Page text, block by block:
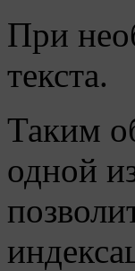
При
текста.
Таким
одной